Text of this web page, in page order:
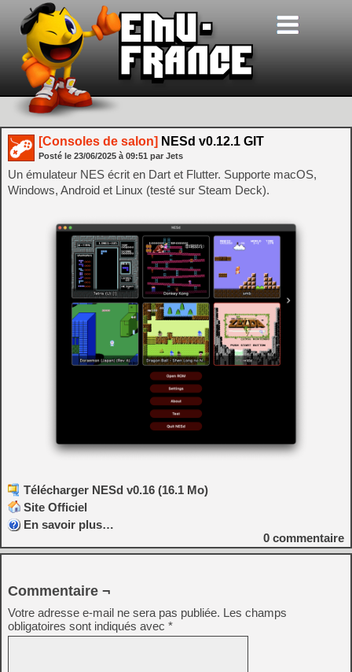
[Consoles de salon] NESd v0.12.1 GIT
Posté le 23/06/2025 à 09:51 par Jets
Un émulateur NES écrit en Dart et Flutter. Supporte macOS,
Windows, Android et Linux (testé sur Steam Deck).
Télécharger NESd v0.16 (16.1 Mo)
Site Officiel
En savoir plus…
0 commentaire
Commentaire ¬
Votre adresse e-mail ne sera pas publiée. Les champs
obligatoires sont indiqués avec *